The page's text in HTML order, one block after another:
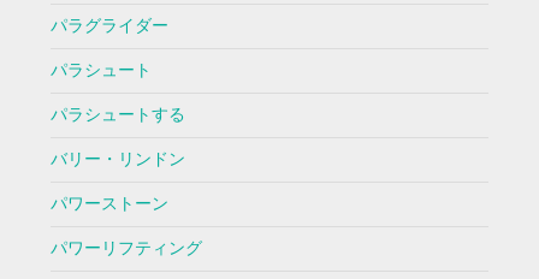
パラグライダー
パラシュート
パラシュートする
バリー・リンドン
パワーストーン
パワーリフティング